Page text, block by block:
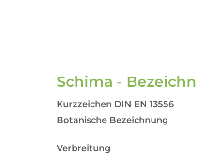
Schima -
Kurzzeichen DIN EN 13556
Botanische Bezeichnung
Verbreitung